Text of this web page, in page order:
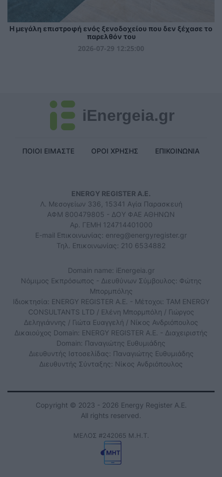
Η μεγάλη επιστροφή ενός ξενοδοχείου που δεν ξέχασε το
παρελθόν του
2026-07-29 12:25:00
iEnergeia.gr
ΠΟΙΟΙ ΕΙΜΑΣΤΕ ΟΡΟΙ ΧΡΗΣΗΣ ΕΠΙΚΟΙΝΩΝΙΑ
ENERGY REGISTER Α.Ε.
Λ. Μεσογείων 336, 15341 Αγία Παρασκευή
ΑΦΜ 800479805 - ΔΟΥ ΦΑΕ ΑΘΗΝΩΝ
Αρ. ΓΕΜΗ 124714401000
E-mail Επικοινωνίας: enreg@energyregister.gr
Τηλ. Επικοινωνίας: 210 6534882
Domain name: iEnergeia.gr
Νόμιμος Εκπρόσωπος - Διευθύνων Σύμβουλος: Φώτης
Μπορμπόλης
Ιδιοκτησία: ENERGY REGISTER Α.Ε. - Μέτοχοι: TAM ENERGY
CONSULTANTS LTD / Ελένη Μπορμπόλη / Γιώργος
Δεληγιάννης / Γιώτα Ευαγγελή / Νίκος Ανδριόπουλος
Δικαιούχος Domain: ENERGY REGISTER Α.Ε. - Διαχειριστής
Domain: Παναγιώτης Ευθυμιάδης
Διευθυντής Ιστοσελίδας: Παναγιώτης Ευθυμιάδης
Διευθυντής Σύνταξης: Νίκος Ανδριόπουλος
Copyright © 2023 - 2026 Energy Register Α.Ε.
All rights reserved.
ΜΕΛΟΣ #242065 Μ.Η.Τ.